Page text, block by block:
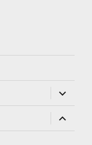
expande
el
menú
inferior
expande
el
menú